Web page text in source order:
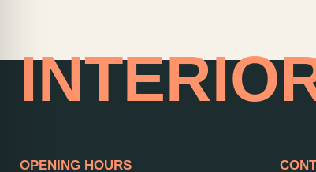
HOME
OPENING HOURS